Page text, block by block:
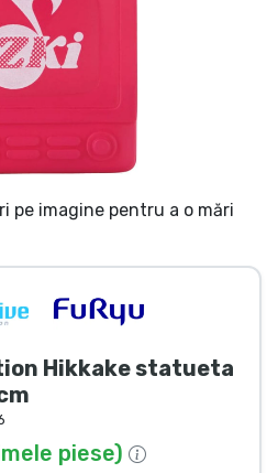
pe imagine pentru a o mări
Hikkake statueta
piese)
animate